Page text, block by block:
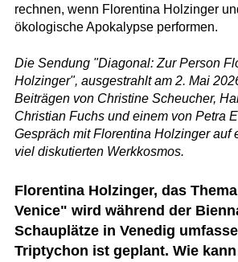
rechnen, wenn Florentina Holzinger
ökologische Apokalypse performen.
Die Sendung "Diagonal: Zur Person
Holzinger", ausgestrahlt am 2. Mai
Beiträgen von Christine Scheucher,
Christian Fuchs und einem von Petra
Gespräch mit Florentina Holzinger auf
viel diskutierten Werkkosmos.
Florentina Holzinger, das
Venice" wird während der
Schauplätze in Venedig
Triptychon ist geplant. Wie